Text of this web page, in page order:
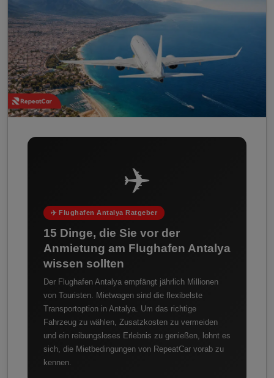
✈️
✈️ Flughafen Antalya Ratgeber
15 Dinge, die Sie vor der
Anmietung am Flughafen Antalya
wissen sollten
Der Flughafen Antalya empfängt jährlich Millionen
von Touristen. Mietwagen sind die flexibelste
Transportoption in Antalya. Um das richtige
Fahrzeug zu wählen, Zusatzkosten zu vermeiden
und ein reibungsloses Erlebnis zu genießen, lohnt es
sich, die Mietbedingungen von RepeatCar vorab zu
kennen.